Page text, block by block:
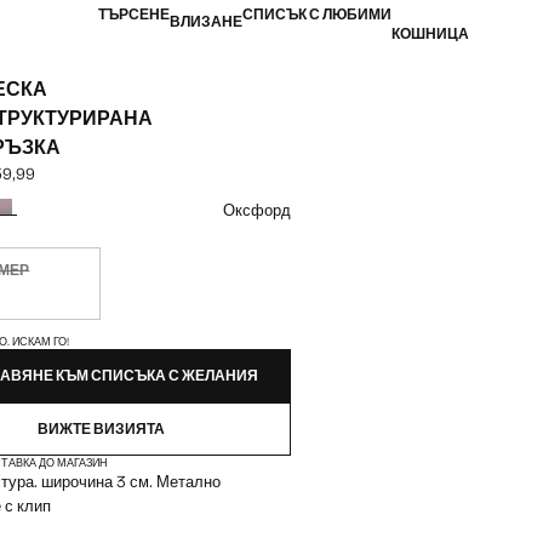
ТЪРСЕНЕВЛИЗАНЕСПИСЪК С ЛЮБИМИ
КОШНИЦА
€ лв. 59,99]
Оксфорд
Искам го!
ИСКАМ ГО!
КЪМ СПИСЪКА С ЖЕЛАНИЯ
ВИЖТЕ ВИЗИЯТА
ДО МАГАЗИН
широчина 3 см. Метално
с клип